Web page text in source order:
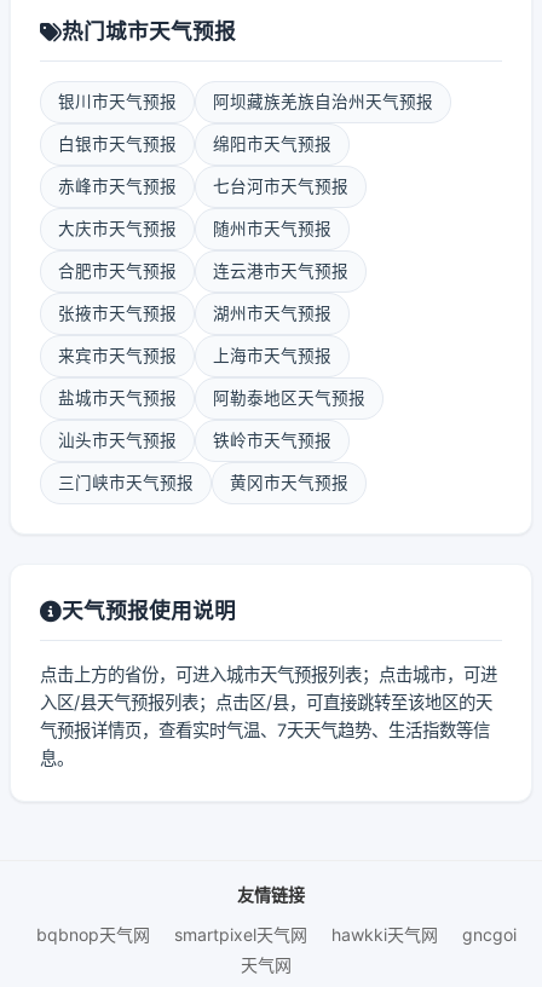
热门城市天气预报
银川市天气预报 阿坝藏族羌族自治州天气预报
白银市天气预报 绵阳市天气预报
赤峰市天气预报 七台河市天气预报
大庆市天气预报 随州市天气预报
合肥市天气预报 连云港市天气预报
张掖市天气预报 湖州市天气预报
来宾市天气预报 上海市天气预报
盐城市天气预报 阿勒泰地区天气预报
汕头市天气预报 铁岭市天气预报
三门峡市天气预报 黄冈市天气预报
天气预报使用说明
点击上方的省份，可进入城市天气预报列表；点击城市，可进
入区/县天气预报列表；点击区/县，可直接跳转至该地区的天
气预报详情页，查看实时气温、7天天气趋势、生活指数等信
息。
友情链接
bqbnop天气网
smartpixel天气网 hawkki天气网
gncgoi
天气网